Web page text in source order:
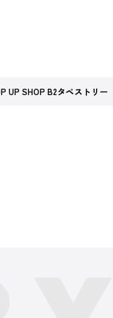
UP SHOP B2タペストリ